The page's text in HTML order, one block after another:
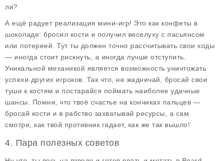
ли?
А ещё радует реализация мини-игр! Это как конфеты в
шоколаде: бросил кости и получил веселуху с пасьянсом
или лотереей. Тут ты должен точно рассчитывать свои ходы
— иногда стоит рискнуть, а иногда лучше отступить.
Уникальной механикой является возможность уничтожать
успехи других игроков. Так что, не жадничай, бросай свои
туши к костям и постарайся поймать наиболее удачные
шансы. Помни, что твоё счастье на кончиках пальцев —
бросай кости и в рабство захватывай ресурсы, а сам
смотри, как твой противник гадает, как же так вышло!
4. Пара полезных советов